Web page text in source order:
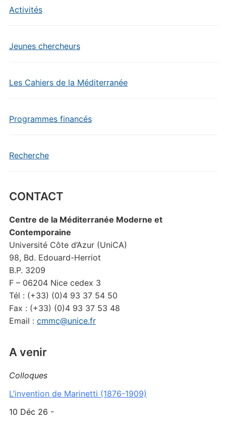
Activités
Jeunes chercheurs
Les Cahiers de la Méditerranée
Programmes financés
Recherche
CONTACT
Centre de la Méditerranée Moderne et
Contemporaine
Université Côte d’Azur (UniCA)
98, Bd. Edouard-Herriot
B.P. 3209
F – 06204 Nice cedex 3
Tél : (+33) (0)4 93 37 54 50
Fax : (+33) (0)4 93 37 53 48
Email : cmmc@unice.fr
A venir
Colloques
L’invention de Marinetti (1876-1909)
10 Déc 26 -